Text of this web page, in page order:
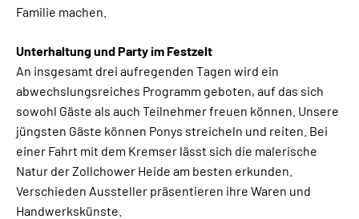
Familie machen.
Unterhaltung und Party im Festzelt
An insgesamt drei aufregenden Tagen wird ein
abwechslungsreiches Programm geboten, auf das sich
sowohl Gäste als auch Teilnehmer freuen können. Unsere
jüngsten Gäste können Ponys streicheln und reiten. Bei
einer Fahrt mit dem Kremser lässt sich die malerische
Natur der Zollchower Heide am besten erkunden.
Verschieden Aussteller präsentieren ihre Waren und
Handwerkskünste.